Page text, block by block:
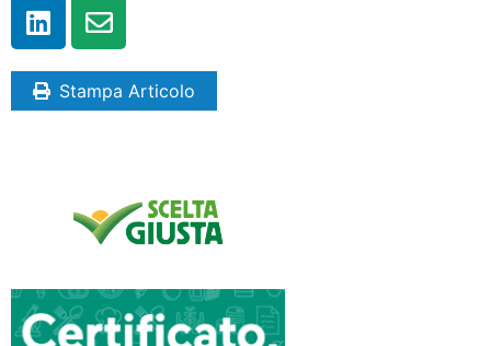
Stampa Articolo